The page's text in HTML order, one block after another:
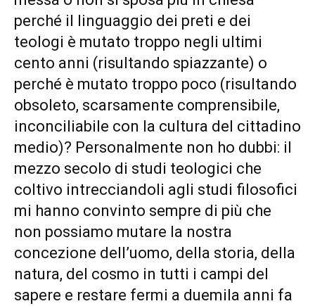
perché il linguaggio dei preti e dei
teologi è mutato troppo negli ultimi
cento anni (risultando spiazzante) o
perché è mutato troppo poco (risultando
obsoleto, scarsamente comprensibile,
inconciliabile con la cultura del cittadino
medio)? Personalmente non ho dubbi: il
mezzo secolo di studi teologici che
coltivo intrecciandoli agli studi filosofici
mi hanno convinto sempre di più che
non possiamo mutare la nostra
concezione dell’uomo, della storia, della
natura, del cosmo in tutti i campi del
sapere e restare fermi a duemila anni fa